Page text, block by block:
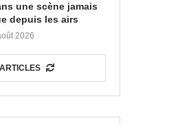
une scène jamais
depuis les airs
2026